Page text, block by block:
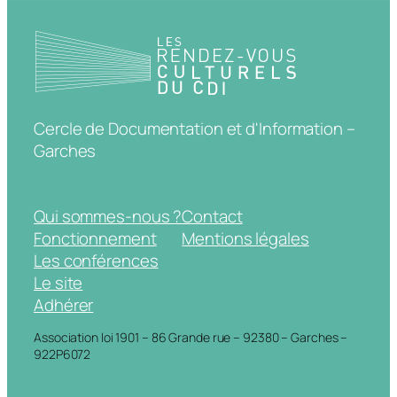
Cercle de Documentation et d'Information –
Garches
Qui sommes-nous ?
Fonctionnement
Les conférences
Le site
Adhérer
Contact
Mentions légales
Association loi 1901 – 86 Grande rue – 92380 – Garches –
922P6072